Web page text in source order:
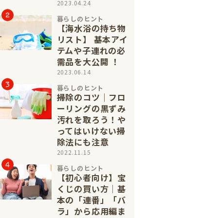
2023.04.24
暮らしのヒント
【海水浴の持ち物
リスト】 基本アイ
テムや子連れの必
需品を大公開 ！
2023.06.14
暮らしのヒント
掃除のコツ｜フロ
ーリングの黒ずみ
汚れを取ろう！や
ってはいけない掃
除法にも注意
2022.11.15
暮らしのヒント
【初心者向け】宝
くじの買い方│基
本の「連番」「バ
ラ」から応用編ま